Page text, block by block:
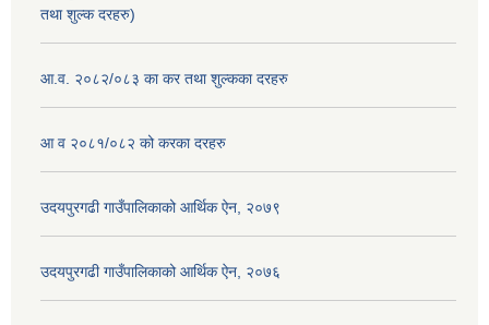
तथा शुल्क दरहरु)
आ.व. २०८२/०८३ का कर तथा शुल्कका दरहरु
आ व २०८१/०८२ को करका दरहरु
उदयपुरगढी गाउँपालिकाको आर्थिक ऐन, २०७९
उदयपुरगढी गाउँपालिकाको आर्थिक ऐन, २०७६